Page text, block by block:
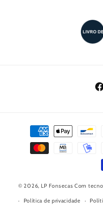
Métodos
pagamento
© 2026, LP Fonsecas Com
Política de privacidade